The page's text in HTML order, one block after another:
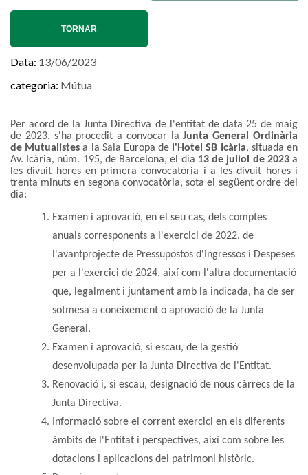
TORNAR
Data 13/06/2023
categoria Mútua
Per acord de la Junta Directiva de l'entitat de data 25 de maig
de 2023, s'ha procedit a convocar laJunta General Ordinària
de Mutualistes a la Sala Europa de l'Hotel SB Icària, situada en
Av. Icària, núm. 195, de Barcelona, el dia 13 de juliol de 2023a
les divuit hores en primera convocatòria i a les divuit hores i
trenta minuts en segona convocatòria, sota el següent ordre del
dia:
Examen i aprovació, en el seu cas, dels comptes
anuals corresponents a l'exercici de 2022, de
l'avantprojecte de Pressupostos d'Ingressos i Despeses
per a l'exercici de 2024, així com l'altra documentació
que, legalment i juntament amb la indicada, ha de ser
sotmesa a coneixement o aprovació de la Junta
General.
Examen i aprovació, si escau, de la gestió
desenvolupada per la Junta Directiva de l'Entitat.
Renovació i, si escau, designació de nous càrrecs de la
Junta Directiva.
Informació sobre el corrent exercici en els diferents
àmbits de l'Entitat i perspectives, així com sobre les
dotacions i aplicacions del patrimoni històric.